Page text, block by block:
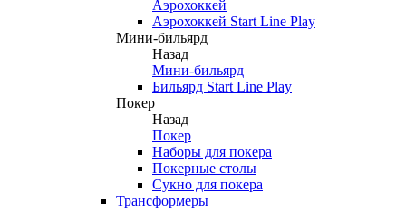
Аэрохоккей
Аэрохоккей Start Line Play
Мини-бильярд
Назад
Мини-бильярд
Бильярд Start Line Play
Покер
Назад
Покер
Наборы для покера
Покерные столы
Сукно для покера
Трансформеры